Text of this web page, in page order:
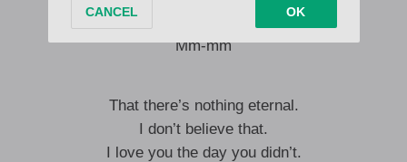
Mm-mm
That there’s nothing eternal.
I don’t believe that.
I love you the day you didn’t.